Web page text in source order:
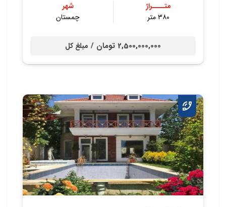
متــــراژ
۳۸۰ متر
شهر
چمستان
2,500,000,000 تومان / مبلغ کل